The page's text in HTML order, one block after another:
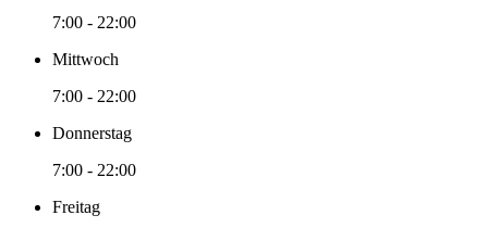
7:00 - 22:00
Mittwoch
7:00 - 22:00
Donnerstag
7:00 - 22:00
Freitag